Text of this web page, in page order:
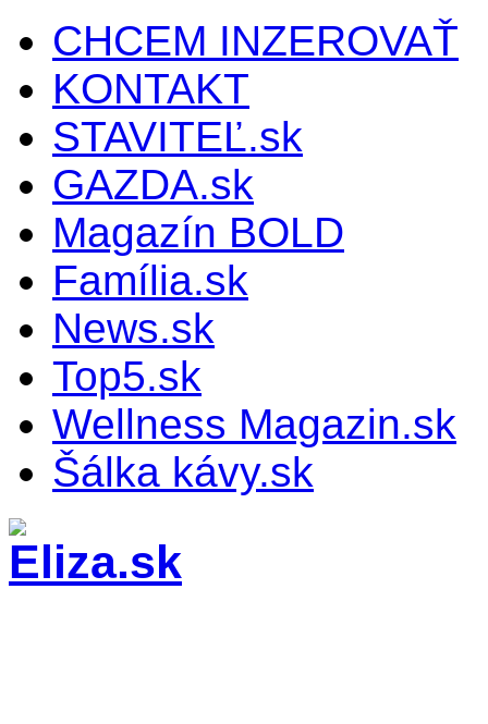
CHCEM INZEROVAŤ
KONTAKT
STAVITEĽ.sk
GAZDA.sk
Magazín BOLD
Família.sk
News.sk
Top5.sk
Wellness Magazin.sk
Šálka kávy.sk